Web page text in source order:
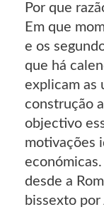
Por que
Em que
e os
que há
explicam as
construção
objectivo
motivações
desde a
bissexto